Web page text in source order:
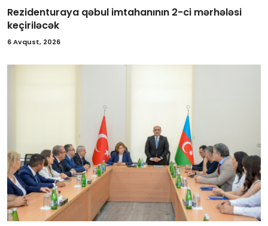
Rezidenturaya qəbul imtahanının 2-ci mərhələsi
keçiriləcək
6 Avqust, 2026